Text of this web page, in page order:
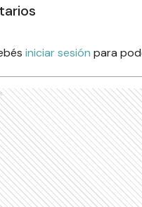
iniciar sesión para